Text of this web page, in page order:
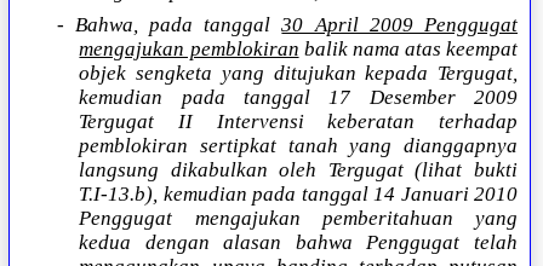
- Bahwa, pada tanggal30 April 2009 Penggugat
mengajukan pemblokiran balik nama atas keempat
objek sengketa yang ditujukan kepada Tergugat,
kemudian pada tanggal 17 Desember 2009
Tergugat II Intervensi keberatan terhadap
pemblokiran sertipkat tanah yang dianggapnya
langsung dikabulkan oleh Tergugat (lihat bukti
T.I-13.b), kemudian pada tanggal 14 Januari 2010
Penggugat mengajukan pemberitahuan yang
kedua dengan alasan bahwa Penggugat telah